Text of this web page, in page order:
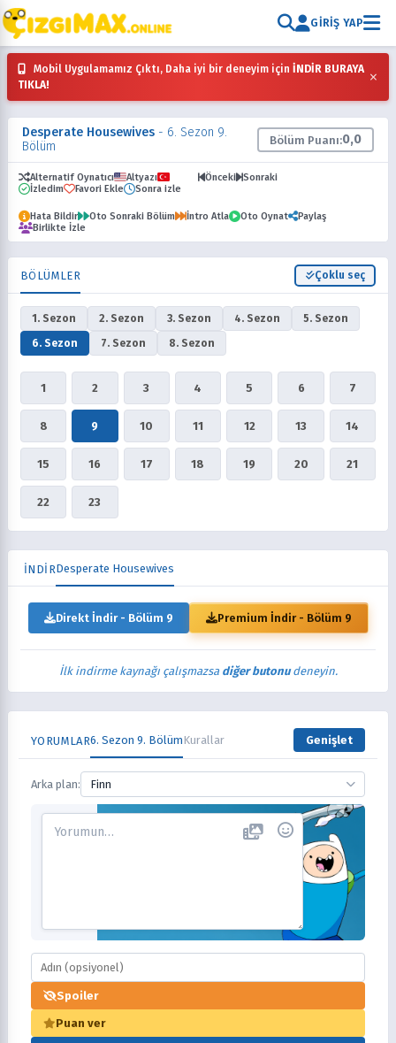
GIRIŞ YAP
Mobil Uygulamamız Çıktı, Daha iyi bir deneyim için İNDİR BURAYA
TIKLA!
×
Desperate Housewives - 6. Sezon 9.
Bölüm
Bölüm Puanı:0,0
Alternatif Oynatıcı Altyazı Önceki
Sonraki
İzledim
Favori Ekle Sonra izle
Hata Bildir Oto Sonraki Bölüm İntro Atla Oto Oynat
Paylaş
Birlikte İzle
BÖLÜMLER Çoklu seç
1. Sezon 2. Sezon 3. Sezon 4. Sezon
5. Sezon
6. Sezon
7. Sezon 8. Sezon
1 2 3 4 5 6 7
8 9 10 11 12 13 14
15 16 17 18 19 20 21
22 23
İNDİRDesperate Housewives
Direkt İndir - Bölüm 9 Premium İndir - Bölüm 9
İlk indirme kaynağı çalışmazsa diğer butonudeneyin.
YORUMLAR6. Sezon 9. BölümKurallar Genişlet
Arka plan: Finn
Spoiler
Puan ver